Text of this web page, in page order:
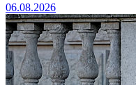
06.08.2026